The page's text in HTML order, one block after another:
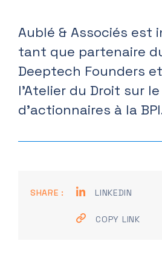
Aublé & Associés est
tant que partenaire
Deeptech Founders
l’Atelier du Droit sur
d’actionnaires à la
SHARE : LINKEDIN
COPY LINK